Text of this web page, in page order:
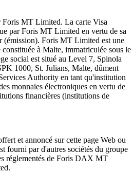
Foris MT Limited. La carte Visa
par Foris MT Limited en vertu de sa
(émission). Foris MT Limited est une
à Malte, immatriculée sous le
social est situé au Level 7, Spinola
1000, St. Julians, Malte, dûment
Authority en tant qu'institution
monnaies électroniques en vertu de
financières (institutions de
et annoncé sur cette page Web ou
fourni par d'autres sociétés du groupe
réglementés de Foris DAX MT